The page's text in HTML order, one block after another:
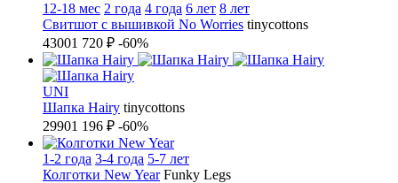
12-18 мес 2 года 4 года 6 лет 8 лет
Свитшот c вышивкой No Worries tinycottons
43001 720 ₽ -60%
UNI
Шапка Hairy tinycottons
29901 196 ₽ -60%
1-2 года 3-4 года 5-7 лет
Колготки New Year Funky Legs